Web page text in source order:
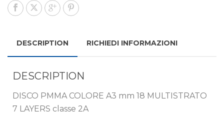
DESCRIPTION RICHIEDI INFORMAZIONI
DESCRIPTION
DISCO PMMA COLORE A3 mm 18 MULTISTRATO
7 LAYERS classe 2A